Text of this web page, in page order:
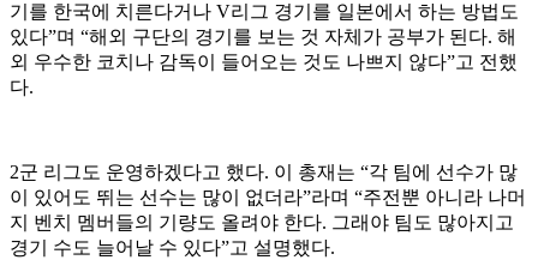
기를 한국에 치른다거나 V리그 경기를 일본에서 하는 방법도
있다”며 “해외 구단의 경기를 보는 것 자체가 공부가 된다. 해
외 우수한 코치나 감독이 들어오는 것도 나쁘지 않다”고 전했
다.
2군 리그도 운영하겠다고 했다. 이 총재는 “각 팀에 선수가 많
이 있어도 뛰는 선수는 많이 없더라”라며 “주전뿐 아니라 나머
지 벤치 멤버들의 기량도 올려야 한다. 그래야 팀도 많아지고
경기 수도 늘어날 수 있다”고 설명했다.